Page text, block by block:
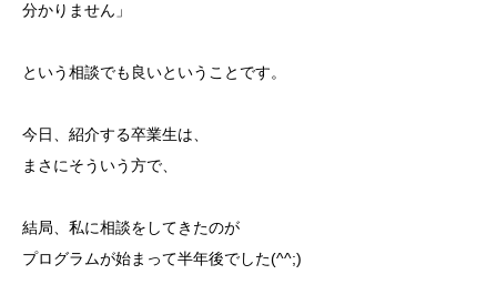
分かりません」
という相談でも良いということです。
今日、紹介する卒業生は、
まさにそういう方で、
結局、私に相談をしてきたのが
プログラムが始まって半年後でした(^^;)